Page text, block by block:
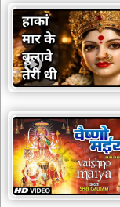
रानी
सती
दादी
भजन
rani
sati
dadi
बावा
लाल
दयाल
भजन
bawa
lal